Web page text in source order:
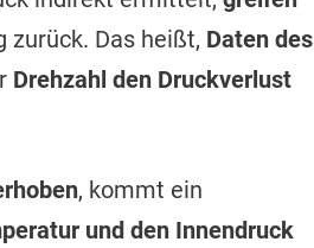
zurück. Das heißt, Daten des
Drehzahl den Druckverlust
, kommt ein
und den Innendruck